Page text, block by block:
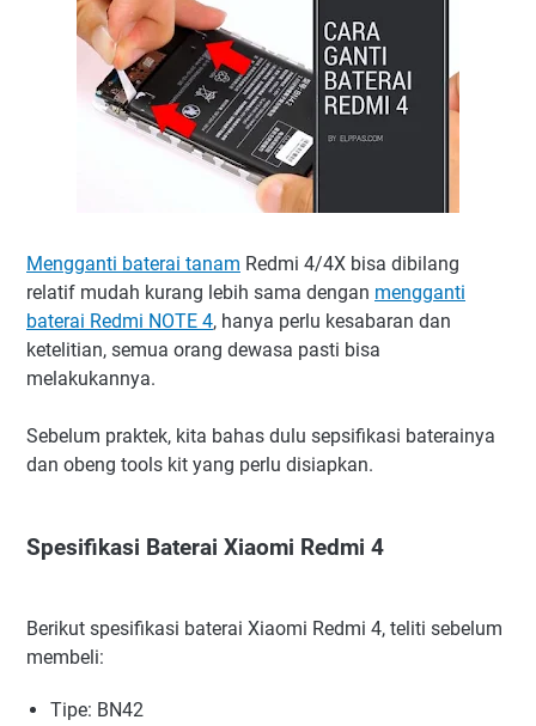
Mengganti baterai tanam Redmi 4/4X bisa dibilang
relatif mudah kurang lebih sama dengan mengganti
baterai Redmi NOTE 4, hanya perlu kesabaran dan
ketelitian, semua orang dewasa pasti bisa
melakukannya.
Sebelum praktek, kita bahas dulu sepsifikasi baterainya
dan obeng tools kit yang perlu disiapkan.
Spesifikasi Baterai Xiaomi Redmi 4
Berikut spesifikasi baterai Xiaomi Redmi 4, teliti sebelum
membeli:
Tipe: BN42